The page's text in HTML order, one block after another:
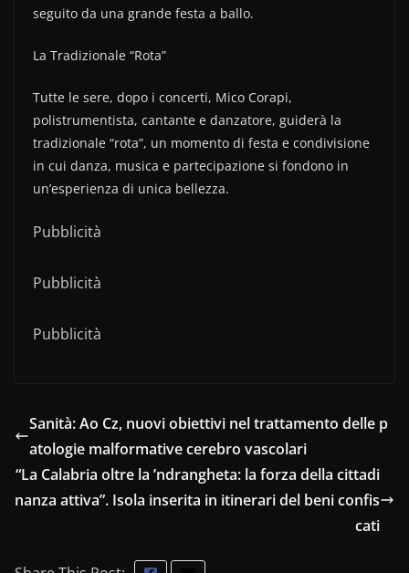
seguito da una grande festa a ballo.
La Tradizionale “Rota”
Tutte le sere, dopo i concerti, Mico Corapi,
polistrumentista, cantante e danzatore, guiderà la
tradizionale “rota”, un momento di festa e condivisione
in cui danza, musica e partecipazione si fondono in
un’esperienza di unica bellezza.
Pubblicità
Pubblicità
Pubblicità
Sanità: Ao Cz, nuovi obiettivi nel trattamento delle p
atologie malformative cerebro vascolari
“La Calabria oltre la ’ndrangheta: la forza della cittadi
nanza attiva”. Isola inserita in itinerari del beni confis
cati